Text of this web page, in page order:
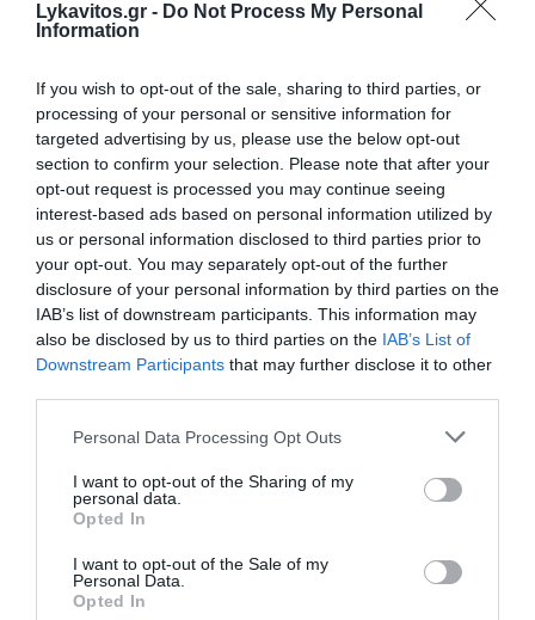
Lykavitos.gr - Do Not Process My Personal
Information
If you wish to opt-out of the sale, sharing to third parties, or
processing of your personal or sensitive information for
targeted advertising by us, please use the below opt-out
section to confirm your selection. Please note that after your
opt-out request is processed you may continue seeing
interest-based ads based on personal information utilized by
us or personal information disclosed to third parties prior to
your opt-out. You may separately opt-out of the further
disclosure of your personal information by third parties on the
IAB’s list of downstream participants. This information may
also be disclosed by us to third parties on the IAB’s List of
Downstream Participants that may further disclose it to other
Please note that this website/app uses one or more Google
not limited to your visit or usage behaviour. You may click to
grant or deny consent to Google and its third-party tags to
use your data for below specified purposes in below Google
consent section.
Personal Data Processing Opt Outs
I want to opt-out of the Sharing of my
personal data.
Opted In
I want to opt-out of the Sale of my
Personal Data.
Opted In
Φιλιππίδης στo δικαστήριο: «Προσπαθούν να
δημιουργήσουν έναν χαρακτήρα ανώμαλου και
βίαιου»
Με μαρτυρικές καταθέσεις που αφορούν την πρώτη
καταγγελία περί απόπειρας βιασμού συνεχίστηκε η δίκη